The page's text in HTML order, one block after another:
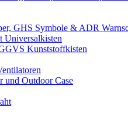
GHS Symbole & ADR
Universalkisten
Kunststoffkisten
und Outdoor Case